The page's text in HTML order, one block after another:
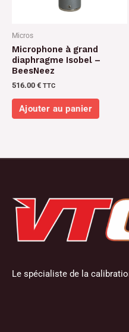
Micros
Microphone à grand
diaphragme Isobel –
BeesNeez
516.00 € TTC
Ajouter au panier
Le spécialiste de la